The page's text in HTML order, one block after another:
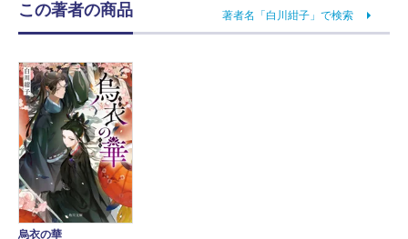
この著者の商品 著者名「白川紺子」で検索
烏衣の華